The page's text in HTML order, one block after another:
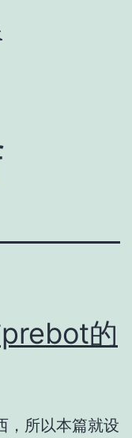
的
，所以本篇就设